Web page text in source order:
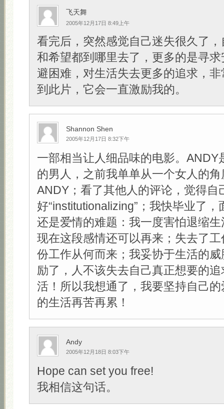
飞天舞
2005年12月17日 8:49上午
看完后，突然感觉自己迷失很久了
和希望都到哪里去了，更多的是寻
避困难，对生活失去更多的追求，
到此片，它会一直激励我的。
Shannon Shen
2005年12月17日 8:32下午
一部相当让人细品味的电影。ANDY
的男人，之前我单单从一个女人的
ANDY；看了其他人的评论，觉得自
好“institutionalizing”；我快毕业了，
还是爱情的难题：我一度害怕退缩
现在这段感情还可以再来；失去了
份工作从何而来；我妥协于生活的
励了，人不该失去自己真正想要的
活！所以我想通了，我要坚持自己
的生活再苦再累！
Andy
2005年12月18日 8:03下午
Hope can set you free!
我相信这句话。